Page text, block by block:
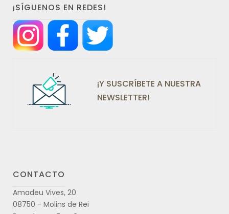
¡SÍGUENOS EN REDES!
¡Y SUSCRÍBETE A NUESTRA
NEWSLETTER!
CONTACTO
Amadeu Vives, 20
08750 - Molins de Rei